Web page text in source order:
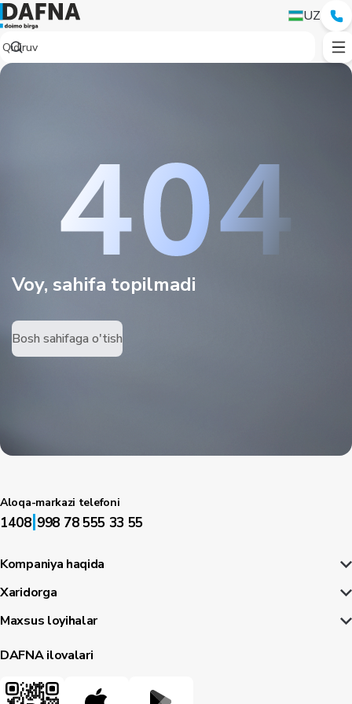
UZ
Voy, sahifa topilmadi
Bosh sahifaga o'tish
Aloqa-markazi telefoni
1408|998 78 555 33 55
Kompaniya haqida
Xaridorga
Maxsus loyihalar
DAFNA ilovalari